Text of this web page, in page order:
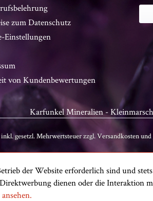
zum Datenschutz
Einstellungen
von Kundenbewertungen
Karfunkel Mineralien -
gesetzl. Mehrwertsteuer zzgl. Versandkostenund
der Website erforderlich sind und
dienen oder die Interaktion